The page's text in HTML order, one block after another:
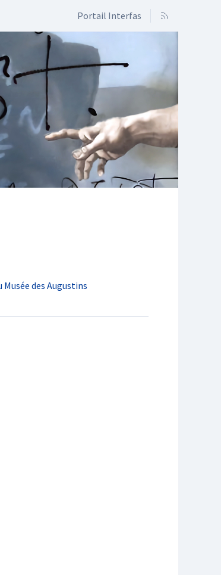
Portail Interfas
des Augustins